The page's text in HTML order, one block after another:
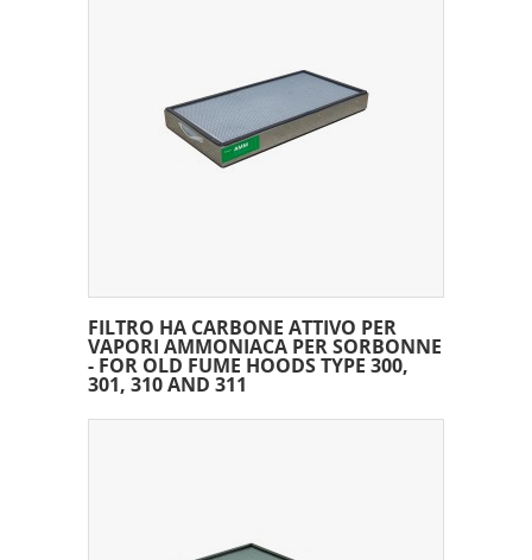
FILTRO HA CARBONE ATTIVO PER
VAPORI AMMONIACA PER SORBONNE
- FOR OLD FUME HOODS TYPE 300,
301, 310 AND 311